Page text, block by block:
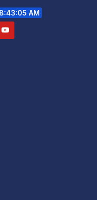
8:43:07 AM